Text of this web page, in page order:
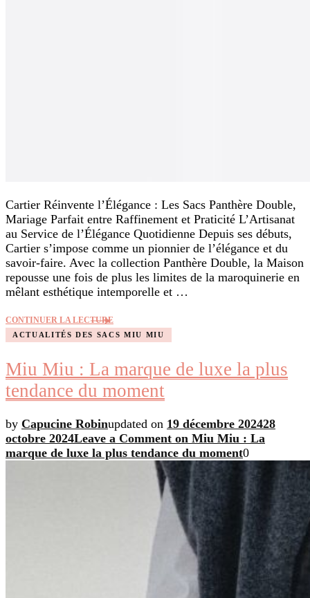
Cartier Réinvente l’Élégance : Les Sacs Panthère Double,
Mariage Parfait entre Raffinement et Praticité L’Artisanat
au Service de l’Élégance Quotidienne Depuis ses débuts,
Cartier s’impose comme un pionnier de l’élégance et du
savoir-faire. Avec la collection Panthère Double, la Maison
repousse une fois de plus les limites de la maroquinerie en
mêlant esthétique intemporelle et …
CONTINUER LA LECTURE
ACTUALITÉS DES SACS MIU MIU
Miu Miu : La marque de luxe la plus
tendance du moment
by Capucine Robinupdated on 19 décembre 202428
octobre 2024Leave a Comment on Miu Miu : La
marque de luxe la plus tendance du moment0